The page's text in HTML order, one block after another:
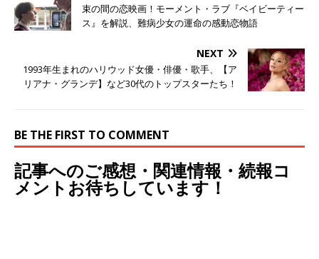
束の間の恋映画！モーメント・ラブ『ベイビーティー
ス』を解説、難病少女の運命の感動恋物語
NEXT
1993年生まれのハリウッド女優・俳優・歌手、【ア
リアナ・グランデ】など30代のトップスターたち！
BE THE FIRST TO COMMENT
記事へのご感想・関連情報・続報コ
メントお待ちしています！